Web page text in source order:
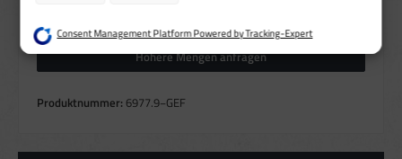
Höhere Mengen anfragen
Produktnummer: 6977.9−GEF
Verwendung von Profilen zur Auswahl personalisierter Werbung
Erstellung von Profilen zur Personalisierung von Inhalten
Verwendung von Profilen zur Auswahl personalisierter Inhalte
Analyse von Zielgruppen durch Statistiken oder Kombinationen von Daten
aus verschiedenen Quellen
Consent Management Platform Powered by Tracking-Expert